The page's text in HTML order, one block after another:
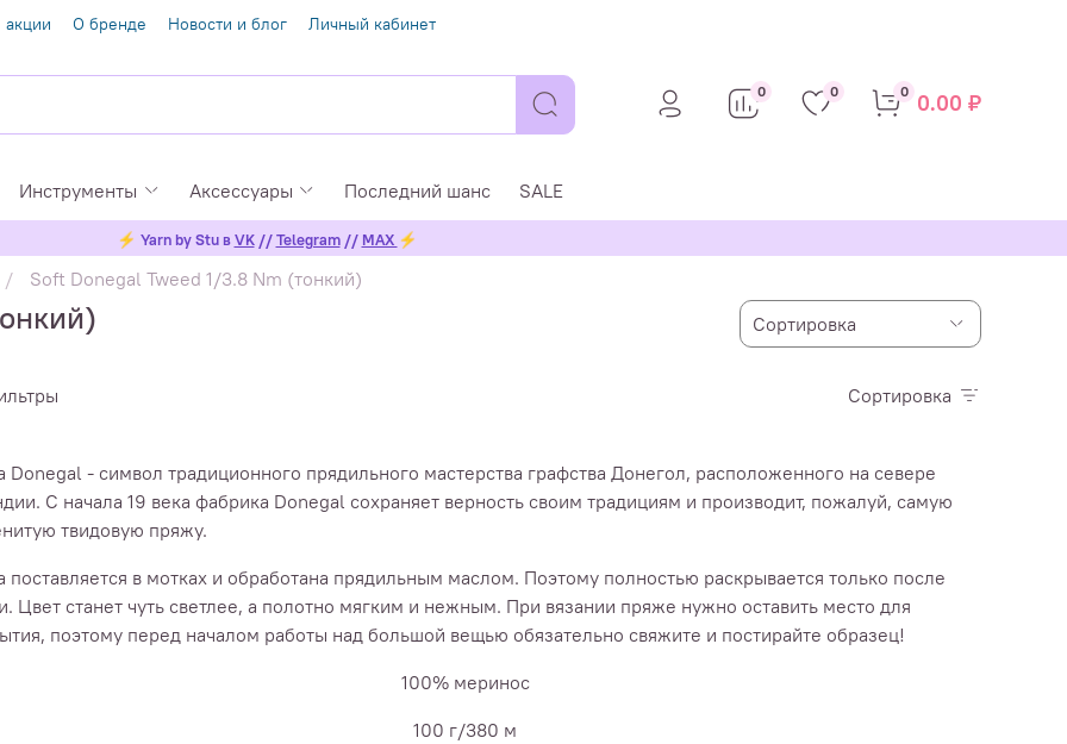
О бренде Новости и блог Личный кабинет
0 0 0 0.00 ₽
Инструменты Аксессуары Последний шанс SALE
⚡ Yarn by Stu вVK//Telegram// MAX ⚡
Soft Donegal Tweed 1/3.8 Nm (тонкий)
Сортировка
Donegal - символ традиционного прядильного мастерства графства Донегол, расположенного на севере
С начала 19 века фабрика Donegal сохраняет верность своим традициям и производит, пожалуй, самую
твидовую пряжу.
поставляется в мотках и обработана прядильным маслом. Поэтому полностью раскрывается только после
Цвет станет чуть светлее, а полотно мягким и нежным. При вязании пряже нужно оставить место для
поэтому перед началом работы над большой вещью обязательно свяжите и постирайте образец!
100% меринос
100 г/380 м